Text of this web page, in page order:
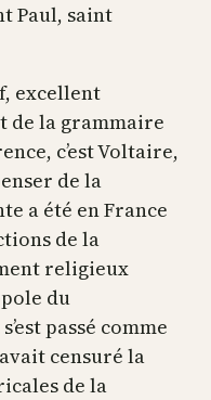
Paul, saint
excellent
de la grammaire
c’est Voltaire,
de la
a été en France
de la
religieux
du
passé comme
censuré la
de la